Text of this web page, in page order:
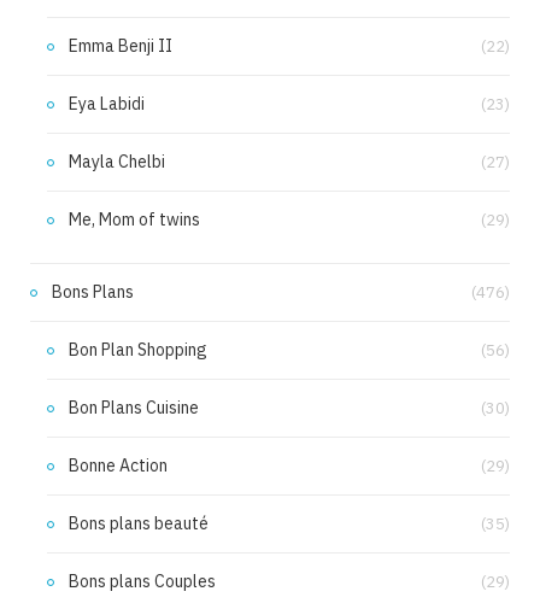
Emma Benji II (22)
Eya Labidi (23)
Mayla Chelbi (27)
Me, Mom of twins (29)
Bons Plans (476)
Bon Plan Shopping (56)
Bon Plans Cuisine (30)
Bonne Action (29)
Bons plans beauté (35)
Bons plans Couples (29)